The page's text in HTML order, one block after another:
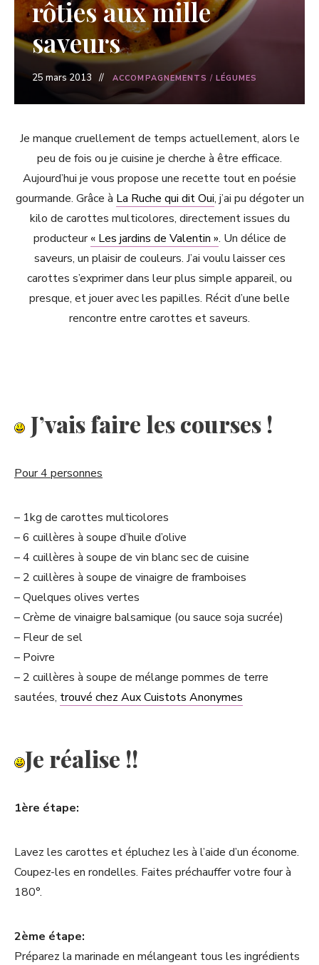
rôties aux mille
saveurs
25 mars 2013 ACCOMPAGNEMENTS / LÉGUMES
Je manque cruellement de temps actuellement, alors le
peu de fois ou je cuisine je cherche à être efficace.
Aujourd’hui je vous propose une recette tout en poésie
gourmande. Grâce à La Ruche qui dit Oui, j’ai pu dégoter un
kilo de carottes multicolores, directement issues du
producteur« Les jardins de Valentin ». Un délice de
saveurs, un plaisir de couleurs. J’ai voulu laisser ces
carottes s’exprimer dans leur plus simple appareil, ou
presque, et jouer avec les papilles. Récit d’une belle
rencontre entre carottes et saveurs.
J’vais faire les courses !
Pour 4 personnes
– 1kg de carottes multicolores
– 6 cuillères à soupe d’huile d’olive
– 4 cuillères à soupe de vin blanc sec de cuisine
– 2 cuillères à soupe de vinaigre de framboises
– Quelques olives vertes
– Crème de vinaigre balsamique (ou sauce soja sucrée)
– Fleur de sel
– Poivre
– 2 cuillères à soupe de mélange pommes de terre
sautées, trouvé chez Aux Cuistots Anonymes
Je réalise !!
1ère étape:
Lavez les carottes et épluchez les à l’aide d’un économe.
Coupez-les en rondelles. Faites préchauffer votre four à
180°.
2ème étape:
Préparez la marinade en mélangeant tous les ingrédients